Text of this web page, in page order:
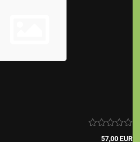
57,00 EUR